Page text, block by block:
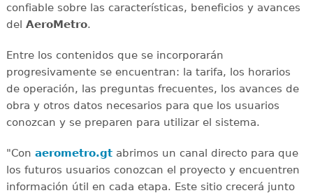
confiable sobre las características, beneficios y avances
del AeroMetro.
Entre los contenidos que se incorporarán
progresivamente se encuentran: la tarifa, los horarios
de operación, las preguntas frecuentes, los avances de
obra y otros datos necesarios para que los usuarios
conozcan y se preparen para utilizar el sistema.
"Con aerometro.gtabrimos un canal directo para que
los futuros usuarios conozcan el proyecto y encuentren
información útil en cada etapa. Este sitio crecerá junto